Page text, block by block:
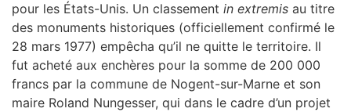
pour les États-Unis. Un classement in extremis au titre
des monuments historiques (officiellement confirmé le
28 mars 1977) empêcha qu’il ne quitte le territoire. Il
fut acheté aux enchères pour la somme de 200 000
francs par la commune de Nogent-sur-Marne et son
maire Roland Nungesser, qui dans le cadre d’un projet